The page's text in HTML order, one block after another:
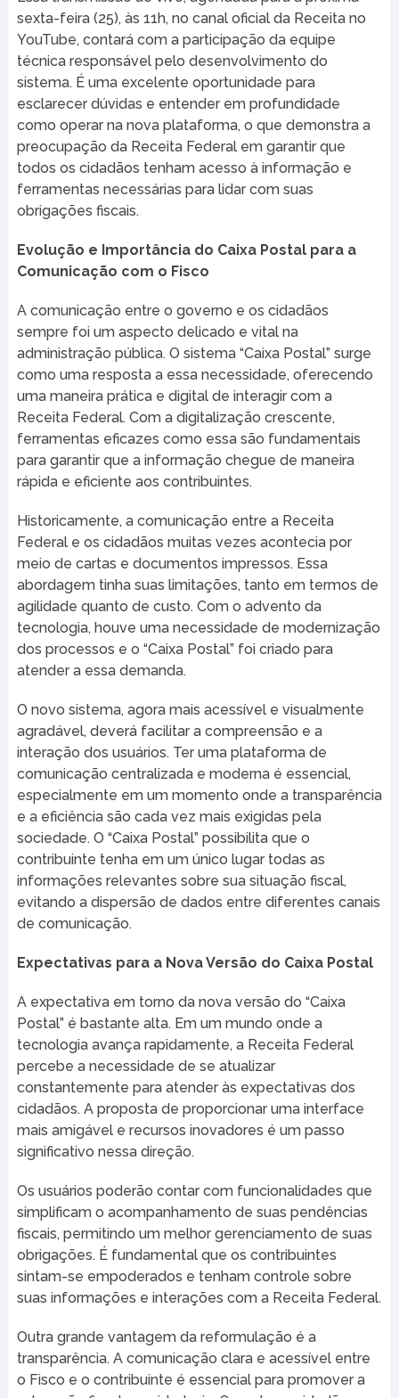
sexta-feira (25), às 11h, no canal oficial da Receita no
YouTube, contará com a participação da equipe
técnica responsável pelo desenvolvimento do
sistema. É uma excelente oportunidade para
esclarecer dúvidas e entender em profundidade
como operar na nova plataforma, o que demonstra a
preocupação da Receita Federal em garantir que
todos os cidadãos tenham acesso à informação e
ferramentas necessárias para lidar com suas
obrigações fiscais.
Evolução e Importância do Caixa Postal para a
Comunicação com o Fisco
A comunicação entre o governo e os cidadãos
sempre foi um aspecto delicado e vital na
administração pública. O sistema “Caixa Postal” surge
como uma resposta a essa necessidade, oferecendo
uma maneira prática e digital de interagir com a
Receita Federal. Com a digitalização crescente,
ferramentas eficazes como essa são fundamentais
para garantir que a informação chegue de maneira
rápida e eficiente aos contribuintes.
Historicamente, a comunicação entre a Receita
Federal e os cidadãos muitas vezes acontecia por
meio de cartas e documentos impressos. Essa
abordagem tinha suas limitações, tanto em termos de
agilidade quanto de custo. Com o advento da
tecnologia, houve uma necessidade de modernização
dos processos e o “Caixa Postal” foi criado para
atender a essa demanda.
O novo sistema, agora mais acessível e visualmente
agradável, deverá facilitar a compreensão e a
interação dos usuários. Ter uma plataforma de
comunicação centralizada e moderna é essencial,
especialmente em um momento onde a transparência
e a eficiência são cada vez mais exigidas pela
sociedade. O “Caixa Postal” possibilita que o
contribuinte tenha em um único lugar todas as
informações relevantes sobre sua situação fiscal,
evitando a dispersão de dados entre diferentes canais
de comunicação.
Expectativas para a Nova Versão do Caixa Postal
A expectativa em torno da nova versão do “Caixa
Postal” é bastante alta. Em um mundo onde a
tecnologia avança rapidamente, a Receita Federal
percebe a necessidade de se atualizar
constantemente para atender às expectativas dos
cidadãos. A proposta de proporcionar uma interface
mais amigável e recursos inovadores é um passo
significativo nessa direção.
Os usuários poderão contar com funcionalidades que
simplificam o acompanhamento de suas pendências
fiscais, permitindo um melhor gerenciamento de suas
obrigações. É fundamental que os contribuintes
sintam-se empoderados e tenham controle sobre
suas informações e interações com a Receita Federal.
Outra grande vantagem da reformulação é a
transparência. A comunicação clara e acessível entre
o Fisco e o contribuinte é essencial para promover a